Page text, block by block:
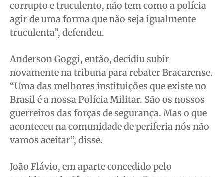
corrupto e truculento, não tem como a polícia
agir de uma forma que não seja igualmente
truculenta”, defendeu.
Anderson Goggi, então, decidiu subir
novamente na tribuna para rebater Bracarense.
“Uma das melhores instituições que existe no
Brasil é a nossa Polícia Militar. São os nossos
guerreiros das forças de segurança. Mas o que
aconteceu na comunidade de periferia nós não
vamos aceitar”, disse.
João Flávio, em aparte concedido pelo